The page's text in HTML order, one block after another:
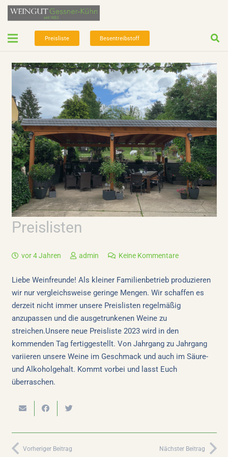
Preisliste Besentreibstoff
Preislisten
vor 4 Jahren admin Keine Kommentare
Liebe Weinfreunde! Als kleiner Familienbetrieb produzieren
wir nur vergleichsweise geringe Mengen. Wir schaffen es
derzeit nicht immer unsere Preislisten regelmäßig
anzupassen und die ausgetrunkenen Weine zu
streichen.Unsere neue Preisliste 2023 wird in den
kommenden Tag fertiggestellt. Von Jahrgang zu Jahrgang
variieren unsere Weine im Geschmack und auch im Säure-
und Alkoholgehalt. Kommt vorbei und lasst Euch
überraschen.
Vorheriger Beitrag Nächster Beitrag